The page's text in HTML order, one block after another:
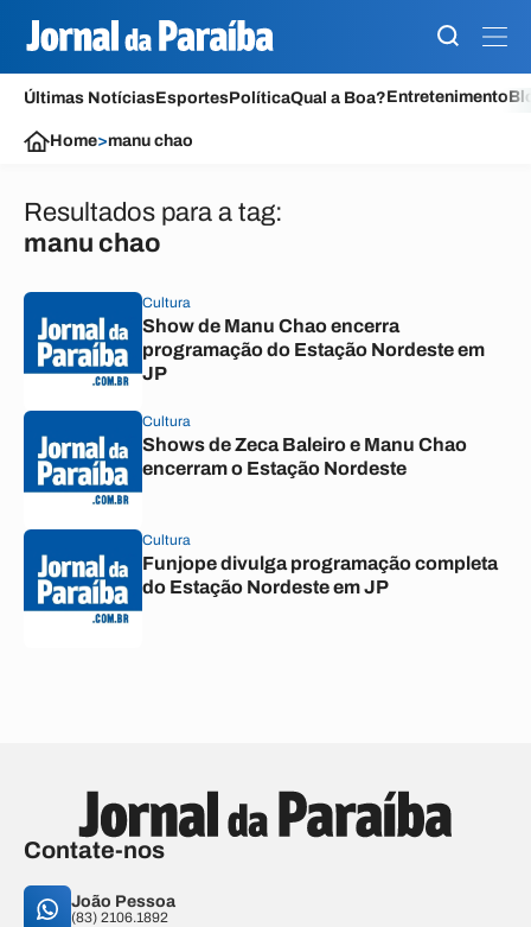
Últimas NotíciasEsportesPolíticaQual a Boa?Entretenimento
Home>manu chao
Resultados para a tag:
manu chao
Cultura
Show de Manu Chao encerra
programação do Estação Nordeste em
JP
Cultura
Shows de Zeca Baleiro e Manu Chao
encerram o Estação Nordeste
Cultura
Funjope divulga programação completa
do Estação Nordeste em JP
Contate-nos
João Pessoa
(83) 2106.1892